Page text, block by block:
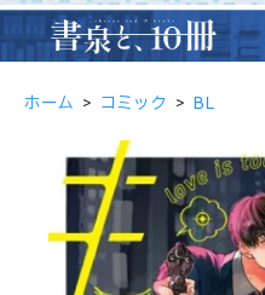
ホーム > コミック > BL